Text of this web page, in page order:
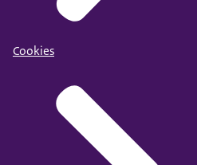
Cookies